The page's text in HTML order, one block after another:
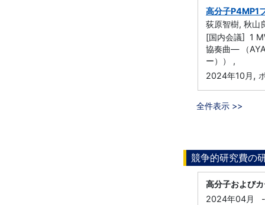
高分子P4MP1
荻原智樹, 秋山
[国内会議] 1
協奏曲― （
ー）） ,
2024年10月 ,
全件表示 >>
競争的研究費の
高分子および
2024年04月
-